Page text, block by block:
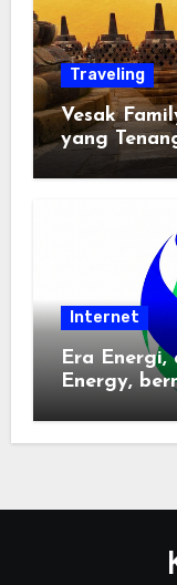
Traveling
Vesak
yang
Pemindai
Internet
Era Energi,
Energy,
transisi